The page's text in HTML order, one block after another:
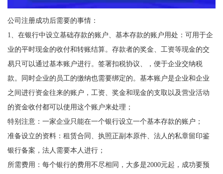
公司注册成功后需要的事情：
1、在银行中设立基础存款的账户、基本存款的账户用处：可用于企
业的平时现金的收付和转账结算。存款者的奖金、工资等现金的交
易只可以通过基本账户进行。签署扣税协议、，便于企业交纳税
款。同时企业的员工的缴纳也需要绑定的。基本账户是企业和企业
之间进行资金往来的账户，工资、奖金和现金的支取以及营业活动
的资金收付都可以使用这个账户来处理；
特别注意：一家企业只能在一个银行设立一个基本存款的账户；
准备设立的资料：租赁合同、执照正副本原件、法人的私章留印鉴
银行备案，法人需要本人进行；
所需费用：每个银行的费用不尽相同，大多是2000元起，成功要预